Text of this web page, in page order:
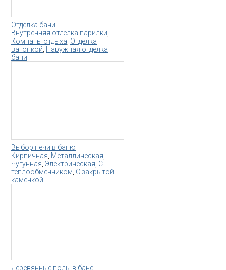
Отделка бани
Внутренняя отделка парилки
Комнаты отдыха Отделка
вагонкой Наружная отделка
бани
Выбор печи в баню
Кирпичная Металлическая
Чугунная Электрическая С
теплообменником С закрытой
каменкой
Деревянные полы в бане